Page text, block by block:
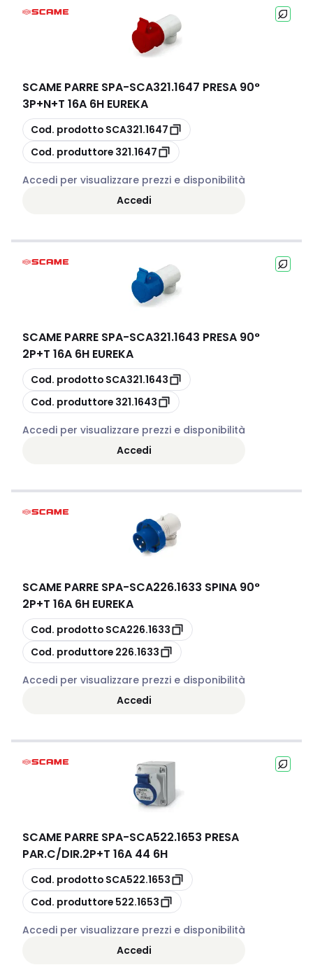
SCAME PARRE SPA-SCA321.1647 PRESA 90°
3P+N+T 16A 6H EUREKA
copia
Cod. prodotto SCA321.1647
copia
Cod. produttore 321.1647
Accedi per visualizzare prezzi e disponibilità
Accedi
SCAME PARRE SPA-SCA321.1643 PRESA 90°
2P+T 16A 6H EUREKA
copia
Cod. prodotto SCA321.1643
copia
Cod. produttore 321.1643
Accedi per visualizzare prezzi e disponibilità
Accedi
SCAME PARRE SPA-SCA226.1633 SPINA 90°
2P+T 16A 6H EUREKA
copia
Cod. prodotto SCA226.1633
copia
Cod. produttore 226.1633
Accedi per visualizzare prezzi e disponibilità
Accedi
SCAME PARRE SPA-SCA522.1653 PRESA
PAR.C/DIR.2P+T 16A 44 6H
copia
Cod. prodotto SCA522.1653
copia
Cod. produttore 522.1653
Accedi per visualizzare prezzi e disponibilità
Accedi